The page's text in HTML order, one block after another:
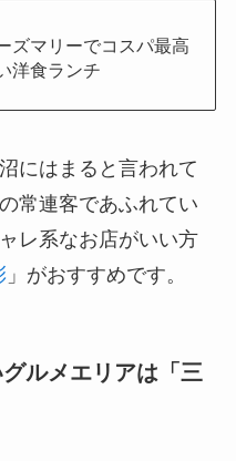
ズマリーでコスパ最高
洋食ランチ
にはまると言われて
常連客であふれてい
レ系なお店がいい方
」がおすすめです。
ルメエリアは「三